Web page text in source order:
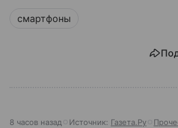
смартфоны
8 часов назад Источник: Газета.Ру